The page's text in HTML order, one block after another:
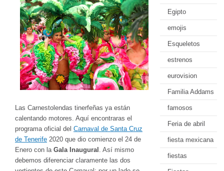
Las Carnestolendas tinerfeñas ya están
calentando motores. Aquí encontraras el
programa oficial del Carnaval de Santa Cruz
de Tenerife 2020 que dio comienzo el 24 de
Enero con la Gala Inaugural
. Así mismo
debemos diferenciar claramente las dos
Egipto
emojis
Esqueletos
estrenos
eurovision
Familia Addams
famosos
Feria de abril
fiesta mexicana
fiestas